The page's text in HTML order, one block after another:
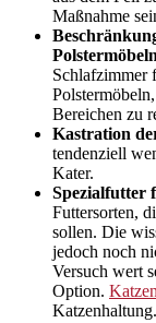
Maßnahme
Schlafzimmer
Bereichen zu
Kastration
tendenziell
Kater.
Spezialfutter
Futtersorten,
sollen. Die
jedoch noch
Versuch wert
Option.
Katzenhaltung.